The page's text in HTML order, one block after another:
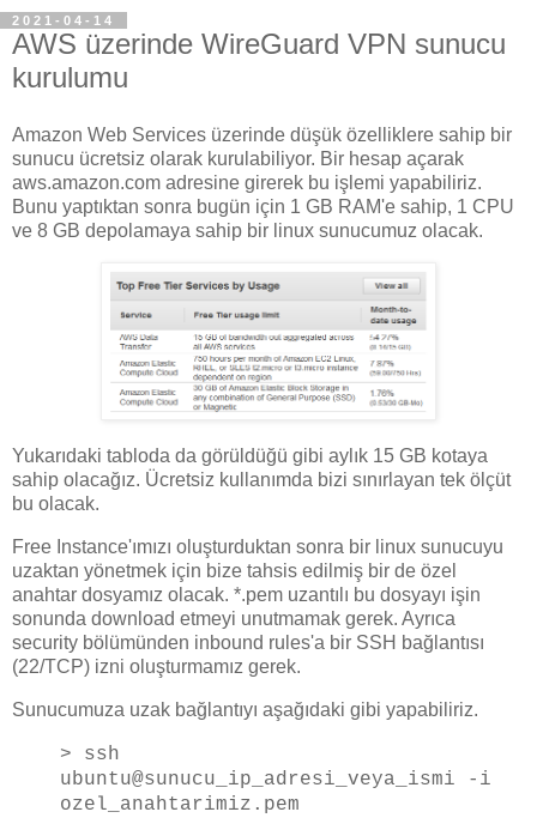
2021-04-14
AWS üzerinde WireGuard VPN sunucu
kurulumu
Amazon Web Services üzerinde düşük özelliklere sahip bir
sunucu ücretsiz olarak kurulabiliyor. Bir hesap açarak
aws.amazon.com adresine girerek bu işlemi yapabiliriz.
Bunu yaptıktan sonra bugün için 1 GB RAM'e sahip, 1 CPU
ve 8 GB depolamaya sahip bir linux sunucumuz olacak.
Yukarıdaki tabloda da görüldüğü gibi aylık 15 GB kotaya
sahip olacağız. Ücretsiz kullanımda bizi sınırlayan tek ölçüt
bu olacak.
Free Instance'ımızı oluşturduktan sonra bir linux sunucuyu
uzaktan yönetmek için bize tahsis edilmiş bir de özel
anahtar dosyamız olacak. *.pem uzantılı bu dosyayı işin
sonunda download etmeyi unutmamak gerek. Ayrıca
security bölümünden inbound rules'a bir SSH bağlantısı
(22/TCP) izni oluşturmamız gerek.
Sunucumuza uzak bağlantıyı aşağıdaki gibi yapabiliriz.
> ssh
ubuntu@sunucu_ip_adresi_veya_ismi -i
ozel_anahtarimiz.pem